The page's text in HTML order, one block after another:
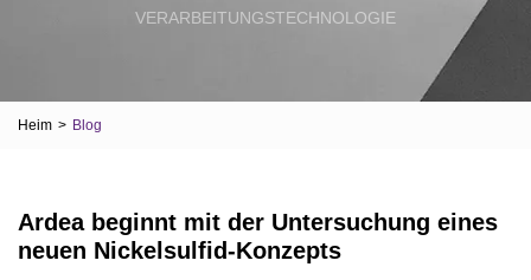
VERARBEITUNGSTECHNOLOGIE
Heim > Blog
Ardea beginnt mit der Untersuchung eines
neuen Nickelsulfid-Konzepts